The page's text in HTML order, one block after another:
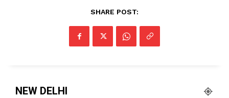
FacebookWhatsApp
Share
SHARE POST:
NEW DELHI